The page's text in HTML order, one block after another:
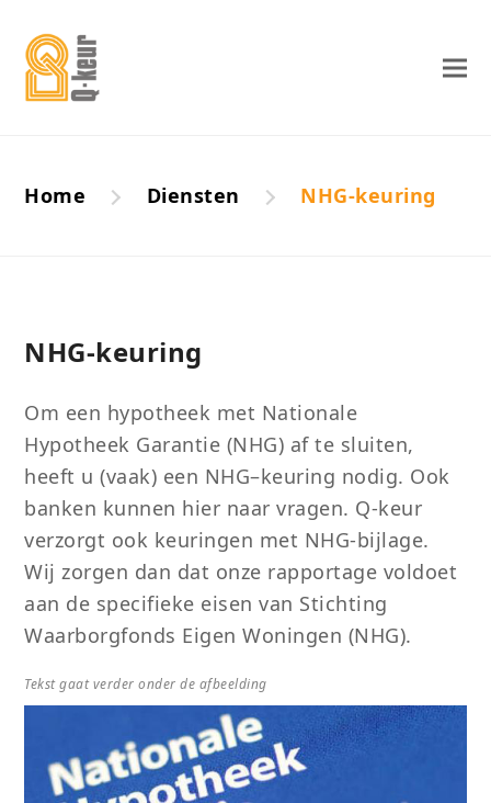
Home Diensten NHG-keuring
NHG-keuring
Om een hypotheek met Nationale
Hypotheek Garantie (NHG) af te sluiten,
heeft u(vaak) een NHG–keuring nodig. Ook
banken kunnen hier naar vragen. Q-keur
verzorgt ook keuringen met NHG-bijlage.
Wij zorgen dan dat onze rapportage voldoet
aan de specifieke eisenvan Stichting
Waarborgfonds Eigen Woningen (NHG).
Tekst gaat verder onder de afbeelding